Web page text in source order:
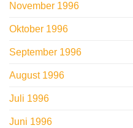
November 1996
Oktober 1996
September 1996
August 1996
Juli 1996
Juni 1996